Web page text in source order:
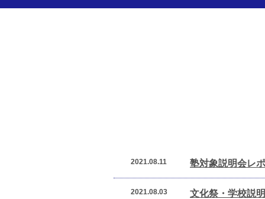
2021.08.11 塾対象説明会レ
2021.08.03 文化祭・学校説